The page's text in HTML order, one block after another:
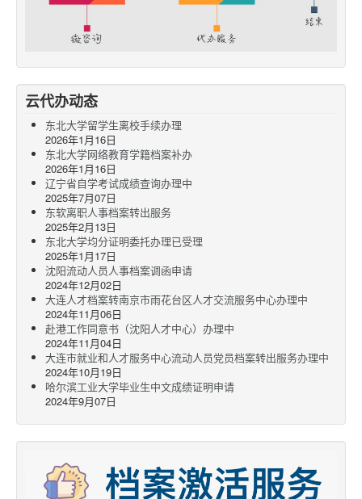
云代办动态
东北大学留学生离校手续办理
2026年1月16日
东北大学网络教育学籍档案补办
2026年1月16日
辽宁省自学考试成绩查询办理中
2025年7月07日
东软离职人事档案转出服务
2025年2月13日
东北大学均分证明委托办理已受理
2025年1月17日
沈阳流动人员人事档案调函申请
2024年12月02日
大连人才档案转南京市雨花台区人才交流服务中心办理中
2024年11月06日
赴港工作同意书（沈阳人才中心）办理中
2024年11月04日
大连市就业和人才服务中心流动人员党员档案转出服务办理中
2024年10月19日
哈尔滨工业大学毕业生中文成绩证明申请
2024年9月07日